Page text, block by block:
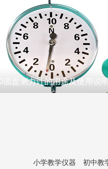
圆盘测力计的用途及使用说
小学教学仪器 初中教